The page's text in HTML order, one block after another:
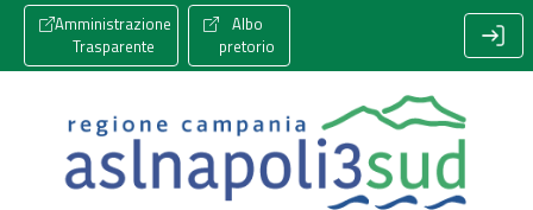
Amministrazione
Trasparente
Albo
pretorio